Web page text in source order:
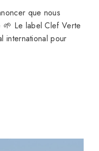
que nous
🌱 Le label Clef Verte
international pour